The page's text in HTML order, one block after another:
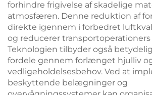
forhindre frigivelse af skadelige
atmosfæren. Denne reduktion af
direkte igennem i forbedret
og reducerer
Teknologien tilbyder også
fordele gennem forlænget hjulliv
vedligeholdelsesbehov. Ved at
beskyttende belægninger og